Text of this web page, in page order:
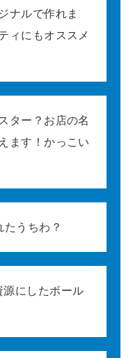
ナルで作れま
ィにもオススメ
ター？お店の名
ます！かっこい
うちわ？
にしたボール